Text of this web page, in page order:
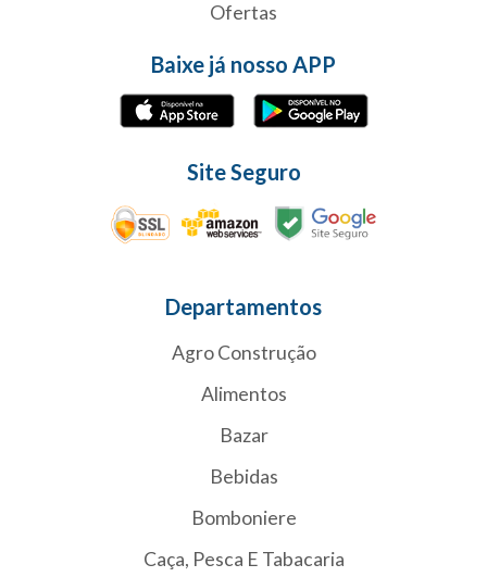
Ofertas
Baixe já nosso APP
Site Seguro
Departamentos
Agro Construção
Alimentos
Bazar
Bebidas
Bomboniere
Caça, Pesca E Tabacaria